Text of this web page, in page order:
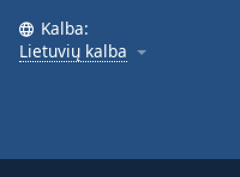
Kalba:
Lietuvių kalba